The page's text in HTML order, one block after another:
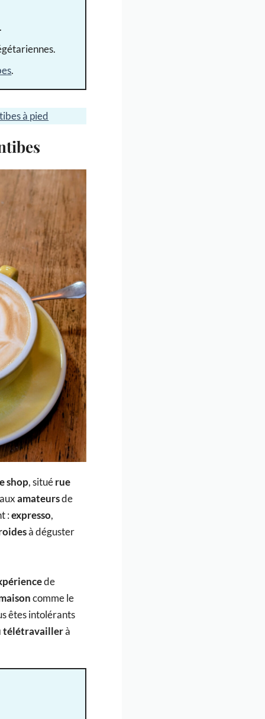
.
à pied
shop, situérue
amateursde
:expresso,
à déguster
de
comme le
êtes intolérants
télétravaillerà